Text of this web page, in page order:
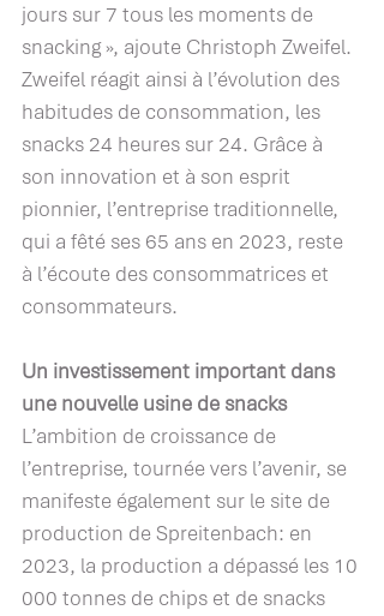
jours sur 7 tous les moments de
snacking », ajoute Christoph Zweifel.
Zweifel réagit ainsi à l’évolution des
habitudes de consommation, les
snacks 24 heures sur 24. Grâce à
son innovation et à son esprit
pionnier, l’entreprise traditionnelle,
qui a fêté ses 65 ans en 2023, reste
à l’écoute des consommatrices et
consommateurs.
Un investissement important dans
une nouvelle usine de snacks
L’ambition de croissance de
l’entreprise, tournée vers l’avenir, se
manifeste également sur le site de
production de Spreitenbach: en
2023, la production a dépassé les 10
000 tonnes de chips et de snacks